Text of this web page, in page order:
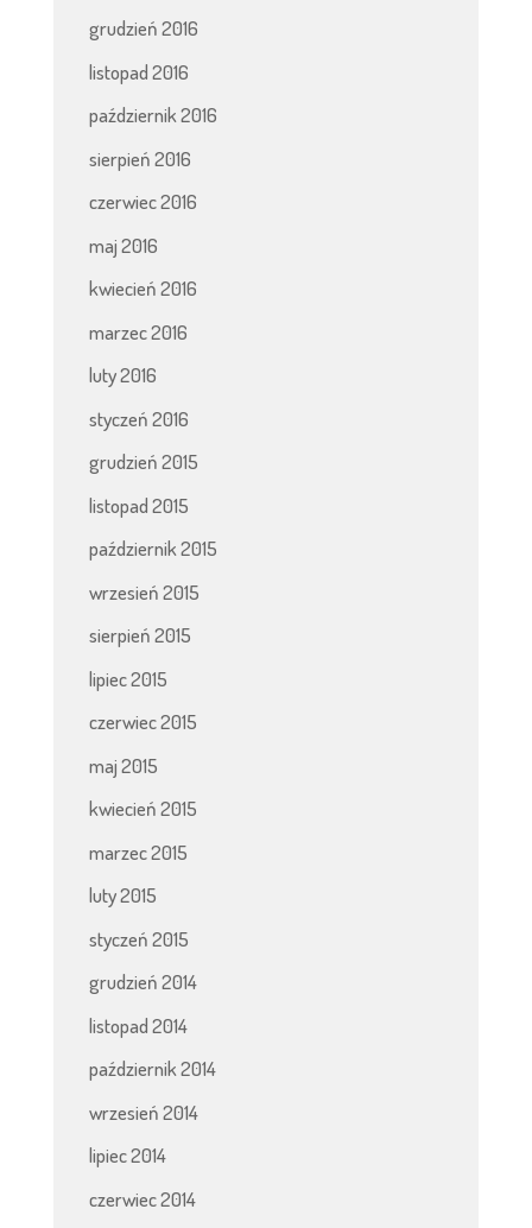
grudzień 2016
listopad 2016
październik 2016
sierpień 2016
czerwiec 2016
maj 2016
kwiecień 2016
marzec 2016
luty 2016
styczeń 2016
grudzień 2015
listopad 2015
październik 2015
wrzesień 2015
sierpień 2015
lipiec 2015
czerwiec 2015
maj 2015
kwiecień 2015
marzec 2015
luty 2015
styczeń 2015
grudzień 2014
listopad 2014
październik 2014
wrzesień 2014
lipiec 2014
czerwiec 2014